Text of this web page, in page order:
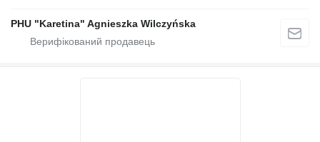
PHU "Karetina" Agnieszka Wilczyńska